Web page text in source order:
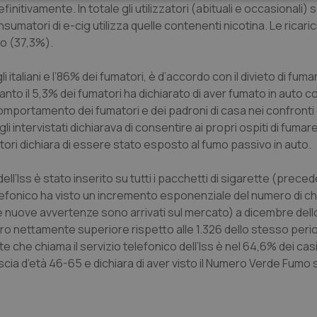
In totale gli utilizzatori (abituali e occasionali)
di e-cig utilizza quelle contenenti nicotina. Le
(37,3%).
italiani e l’86% dei fumatori, è d’accordo con il divieto di
il 5,3% dei fumatori ha dichiarato di aver fumato in auto
dei fumatori e dei padroni di casa nei confronti
intervistati dichiarava di consentire ai propri ospiti di
dichiara di essere stato esposto al fumo passivo in auto.
è stato inserito su tutti i pacchetti di sigarette
ha visto un incremento esponenziale del numero di
avvertenze sono arrivati sul mercato) a dicembre
nettamente superiore rispetto alle 1.326 dello stesso
che chiama il servizio telefonico dell’Iss è nel 64,6% dei
d’età 46-65 e dichiara di aver visto il Numero Verde Fumo
Necessari Statistici Marketing
a rendere fruibile il sito web abilitandone funzionalità di base quali la
del sito. Il sito web non è in grado di funzionare correttamente senza questi
YouTube
.youtube.com
5 mesi 4
settimane
Questo cookie viene utilizzato
scelte di consenso e privacy
interazione con il sito. Registra i
del visitatore riguardo a varie
impostazioni sulla privacy,
preferenze siano onorate nelle
CookieScript
www.quotidianosanita.it
5 mesi 3
settimane
Questo cookie viene utilizzato
Script.com per ricordare le
sui cookie dei visitatori. È